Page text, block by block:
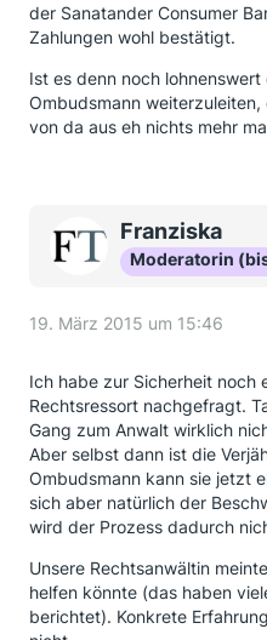
der Sanatander Consumer
Zahlungen wohl bestätigt.
Ist es denn noch lohnenswert
Ombudsmann
von da aus eh nichts mehr
Franziska
19. März 2015 um 15:46
Ich habe zur Sicherheit noch
Rechtsressort nachgefragt.
Gang zum Anwalt wirklich
Aber selbst dann ist die
Ombudsmann kann sie jetzt
sich aber natürlich der
wird der Prozess dadurch
Unsere Rechtsanwältin
helfen könnte (das haben
berichtet). Konkrete